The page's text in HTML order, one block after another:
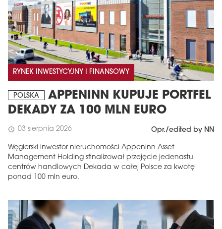
RYNEK INWESTYCYJNY I FINANSOWY
POLSKA
APPENINN KUPUJE PORTFEL
DEKADY ZA 100 MLN EURO
schedule 03 sierpnia 2026 Opr./edited by NN
Węgierski inwestor nieruchomości Appeninn Asset
Management Holding sfinalizował przejęcie jedenastu
centrów handlowych Dekada w całej Polsce za kwotę
ponad 100 mln euro.